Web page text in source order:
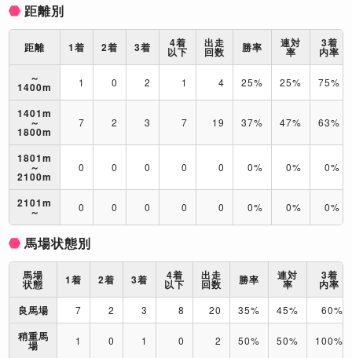
距離別
距離 1着 2着 3着 4着
以下
出走
回数 勝率 連対
率
3着
内率
～
1400m 1 0 2 1 4 25% 25% 75%
1401m
～
1800m
7 2 3 7 19 37% 47% 63%
1801m
～
2100m
0 0 0 0 0 0% 0% 0%
2101m
～ 0 0 0 0 0 0% 0% 0%
馬場状態別
馬場
状態 1着 2着 3着 4着
以下
出走
回数 勝率 連対
率
3着
内率
良馬場
7 2 3 8 20 35% 45% 60%
稍重馬
場 1 0 1 0 2 50% 50% 100%